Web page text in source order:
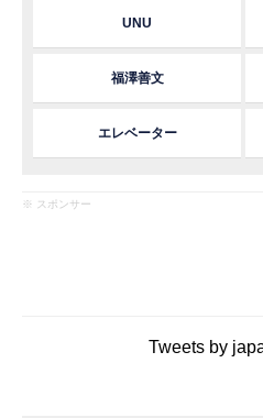
UNU
福澤善文
エレベーター
※ スポンサー
Tweets by